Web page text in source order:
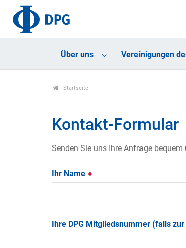
Über uns Vereinigungen
Startseite
Kontakt-Formular
Senden Sie uns Ihre Anfrage
Ihr Name
Ihre DPG Mitgliedsnummer (falls zur